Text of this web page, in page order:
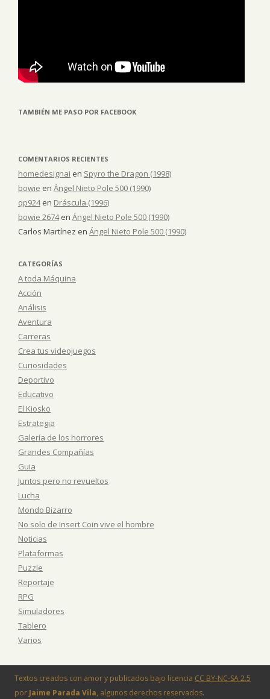
TAMBIÉN ME PASO POR FACEBOOK
COMENTARIOS RECIENTES
homedesignai en Spyro the Dragon (1998)
bowie en Ángel Nieto Pole 500 (1990)
qp924en Dráscula (1996)
bowie 2674en Ángel Nieto Pole 500 (1990)
Carlos Martínez en Ángel Nieto Pole 500 (1990)
CATEGORÍAS
A toda Máquina
Acción
Análisis
Aventura
Carreras
Crea tus videojuegos
Curiosidades
Deportivo
Educativo
El Kiosko
Estrategia
Galería de los horrores
Grandes Compañías
Guia
Juntos pero no revueltos
Lucha
Mondo Bizarro
No solo de Insert Coin vive el hombre
Noticias
Plataformas
Puzzle
Reportaje
RPG
Simuladores
Tablero
Varios
Textos creados con amor y publicados bajo licencia CC BY-NC-SA 2.5
por Jaime Parada Vila, algunos derechos reservados.